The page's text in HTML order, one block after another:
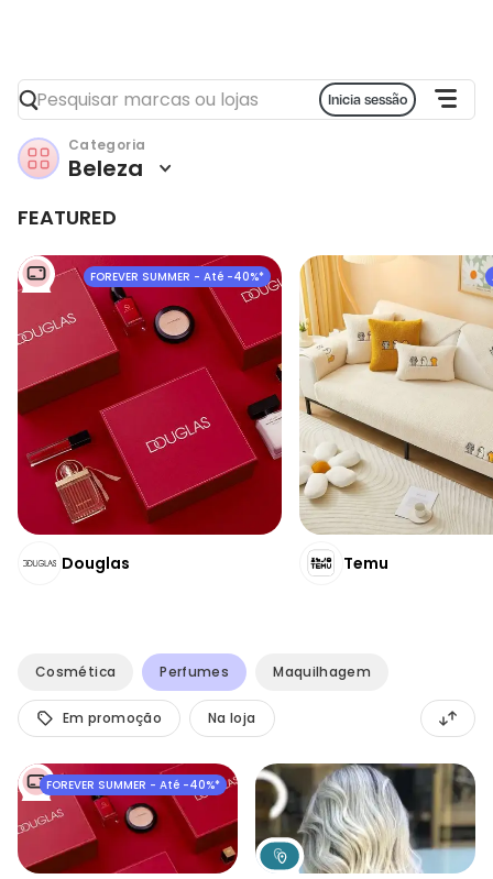
Inicia sessão
Categoria
Beleza
FEATURED
FOREVER SUMMER - Até -40%*
Douglas Temu
Cosmética Perfumes Maquilhagem
Em promoção Na loja
FOREVER SUMMER - Até -40%*